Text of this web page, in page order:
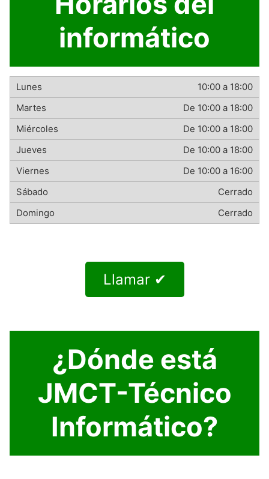
informático
10:00 a 18:00
De 10:00 a 18:00
De 10:00 a 18:00
De 10:00 a 18:00
De 10:00 a 16:00
Cerrado
Cerrado
Llamar ✔
¿Dónde está
JMCT-Técnico
Informático?